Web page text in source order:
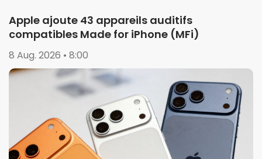
Apple ajoute 43 appareils auditifs
compatibles Made for iPhone (MFi)
8 Aug. 2026 • 8:00